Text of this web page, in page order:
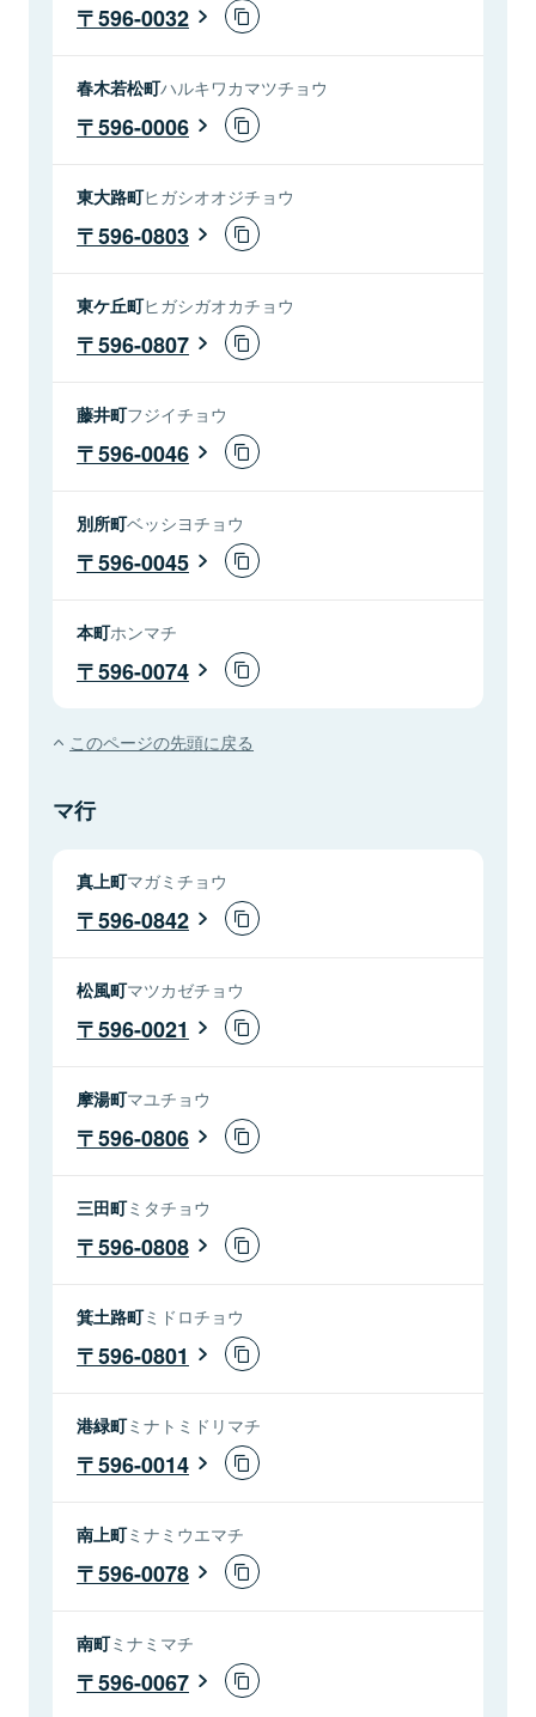
596-0032
春木若松町ハルキワカマツチョウ
596-0006
東大路町ヒガシオオジチョウ
596-0803
東ケ丘町ヒガシガオカチョウ
596-0807
藤井町フジイチョウ
596-0046
別所町ベッシヨチョウ
596-0045
本町ホンマチ
596-0074
このページの先頭に戻る
マ行
真上町マガミチョウ
596-0842
松風町マツカゼチョウ
596-0021
摩湯町マユチョウ
596-0806
三田町ミタチョウ
596-0808
箕土路町ミドロチョウ
596-0801
港緑町ミナトミドリマチ
596-0014
南上町ミナミウエマチ
596-0078
南町ミナミマチ
596-0067